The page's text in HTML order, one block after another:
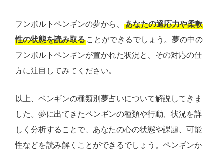
フンボルトペンギンの夢から、
あなたの適応力や柔軟
性の状態を読み取る ことができるでしょう。夢の中の
フンボルトペンギンが置かれた状況と、その対応の仕
方に注目してみてください。
以上、ペンギンの種類別夢占いについて解説してきま
した。夢に出てきたペンギンの種類や行動、状況を詳
しく分析することで、あなたの心の状態や課題、可能
性などを読み解くことができるでしょう。ペンギンか